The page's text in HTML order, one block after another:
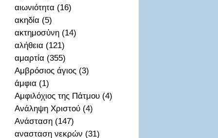
αιωνιότητα (16)
ακηδία (5)
ακτημοσὐνη (14)
αλήθεια (121)
αμαρτία (355)
Αμβρόσιος άγιος (3)
άμφια (1)
Αμφιλόχιος της Πάτμου (4)
Ανάληψη Χριστού (4)
Ανάσταση (147)
ανασταση νεκρών (31)